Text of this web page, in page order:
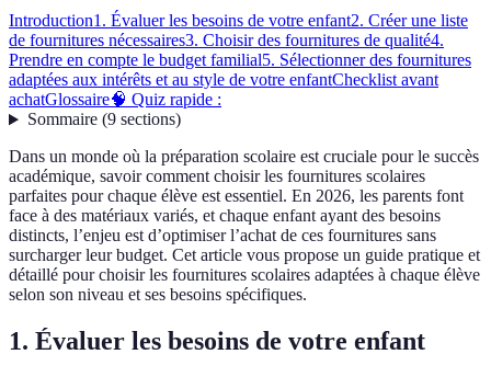
Introduction1. Évaluer les besoins de votre enfant2. Créer une liste
de fournitures nécessaires3. Choisir des fournitures de qualité4.
Prendre en compte le budget familial5. Sélectionner des fournitures
adaptées aux intérêts et au style de votre enfantChecklist avant
achatGlossaire🧠 Quiz rapide :
Sommaire(9 sections)
Dans un monde où la préparation scolaire est cruciale pour le succès
académique, savoir comment choisir les fournitures scolaires
parfaites pour chaque élève est essentiel. En 2026, les parents font
face à des matériaux variés, et chaque enfant ayant des besoins
distincts, l’enjeu est d’optimiser l’achat de ces fournitures sans
surcharger leur budget. Cet article vous propose un guide pratique et
détaillé pour choisir les fournitures scolaires adaptées à chaque élève
selon son niveau et ses besoins spécifiques.
1. Évaluer les besoins de votre enfant